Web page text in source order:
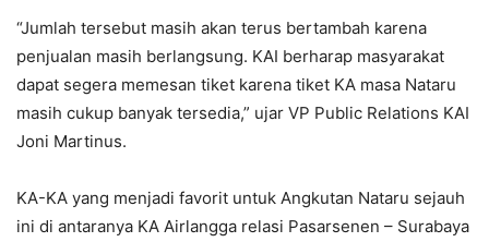
“Jumlah tersebut masih akan terus bertambah karena
penjualan masih berlangsung. KAI berharap masyarakat
dapat segera memesan tiket karena tiket KA masa Nataru
masih cukup banyak tersedia,” ujar VP Public Relations KAI
Joni Martinus.
KA-KA yang menjadi favorit untuk Angkutan Nataru sejauh
ini di antaranya KA Airlangga relasi Pasarsenen – Surabaya